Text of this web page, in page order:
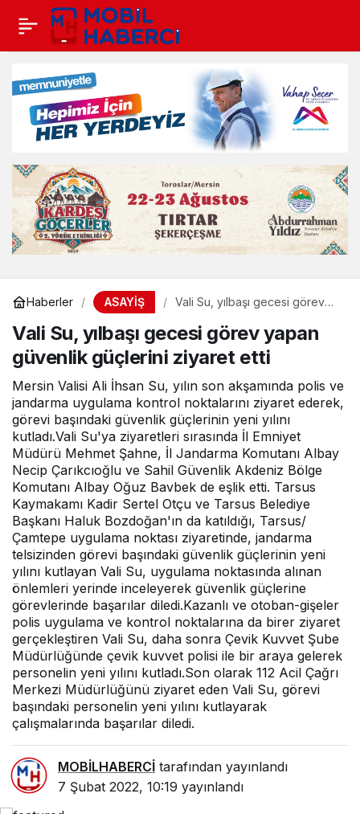
Haberler ASAYİŞ
Vali Su, yılbaşı gecesi görev
ziyaret etti
Vali Su, yılbaşı gecesi görev yapan
güvenlik güçlerini ziyaret etti
Mersin Valisi Ali İhsan Su, yılın son akşamında polis ve
jandarma uygulama kontrol noktalarını ziyaret ederek,
görevi başındaki güvenlik güçlerinin yeni yılını
kutladı.Vali Su'ya ziyaretleri sırasında İl Emniyet
Müdürü Mehmet Şahne, İl Jandarma Komutanı Albay
Necip Çarıkcıoğlu ve Sahil Güvenlik Akdeniz Bölge
Komutanı Albay Oğuz Bavbek de eşlik etti. Tarsus
Kaymakamı Kadir Sertel Otçu ve Tarsus Belediye
Başkanı Haluk Bozdoğan'ın da katıldığı, Tarsus/
Çamtepe uygulama noktası ziyaretinde, jandarma
telsizinden görevi başındaki güvenlik güçlerinin yeni
yılını kutlayan Vali Su, uygulama noktasında alınan
önlemleri yerinde inceleyerek güvenlik güçlerine
görevlerinde başarılar diledi.Kazanlı ve otoban-gişeler
polis uygulama ve kontrol noktalarına da birer ziyaret
gerçekleştiren Vali Su, daha sonra Çevik Kuvvet Şube
Müdürlüğünde çevik kuvvet polisi ile bir araya gelerek
personelin yeni yılını kutladı.Son olarak 112 Acil Çağrı
Merkezi Müdürlüğünü ziyaret eden Vali Su, görevi
başındaki personelin yeni yılını kutlayarak
çalışmalarında başarılar diledi.
MOBİLHABERCİ tarafından yayınlandı
7 Şubat 2022, 10:19 yayınlandı